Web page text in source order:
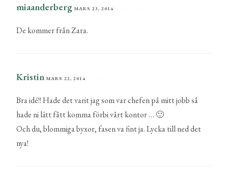
miaanderberg MARS 23, 2014
De kommer från Zara.
Kristin MARS 22, 2014
Bra idé!! Hade det varit jag som var chefen på mitt jobb så
hade ni lätt fått komma förbi vårt kontor … 🙂
Och du, blommiga byxor, fasen va fint ja. Lycka till ned det
nya!